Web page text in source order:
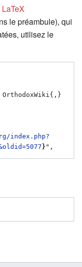
LaTeX
le préambule), qui
utilisez le
index.php?
}